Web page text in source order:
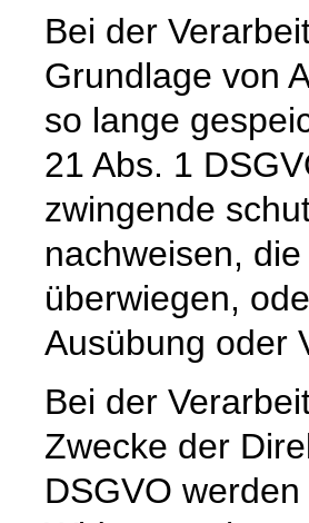
Bei der
Grundlage von
so lange
21 Abs. 1
zwingende
nachweisen,
überwiegen,
Ausübung oder
Bei der
Zwecke der
DSGVO